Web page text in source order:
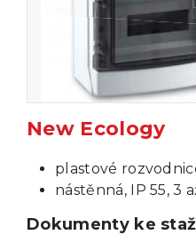
New Ecology
plastové
nástěnná, IP 55, 3
Dokumenty ke